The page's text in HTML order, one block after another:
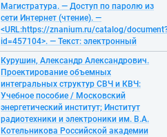
Магистратура. — Доступ по паролю из
сети Интернет (чтение). —
<URL:https://znanium.ru/catalog/
id=457104>. — Текст: электронный
Курушин, Александр Александрович.
Проектирование объемных
интегральных структур СВЧ и КВЧ:
Учебное пособие / Московский
энергетический институт; Институт
радиотехники и электроники им. В.А.
Котельникова Российской академии